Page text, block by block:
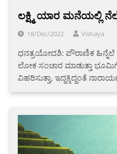
ಲಕ್ಷ್ಮಿ ಯಾರ ಮನೆಯಲ್ಲಿ
18/Dec/2022 Vishaya
ಧನತ್ರಯೋದಶಿ: ಪೌರಾಣಿಕ ಹಿನ್ನೆಲೆ
ಲೋಕ ಸಂಚಾರ ಮಾಡುತ್ತಾ
ವಿಹರಿಸುತ್ತಾ, ಇದ್ದಕ್ಕಿದ್ದಂತೆ